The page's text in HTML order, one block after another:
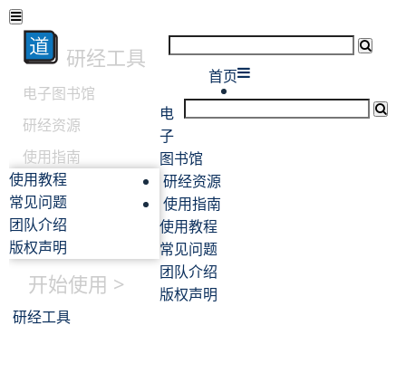
研经工具
电子图书馆
研经资源
使用指南
使用教程
常见问题
团队介绍
版权声明
开始使用 >
首页
电
子
图书馆
研经资源
使用指南
使用教程
常见问题
团队介绍
版权声明
研经工具